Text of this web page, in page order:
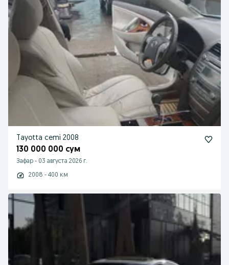
Tayotta cemi 2008
130 000 000 сум
Зафар - 03 августа 2026 г.
2008 - 400 км